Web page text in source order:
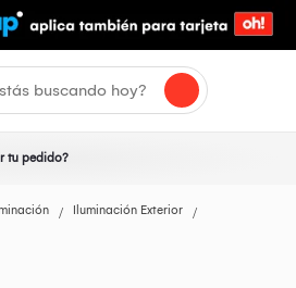
tu pedido?
Iluminación Exterior